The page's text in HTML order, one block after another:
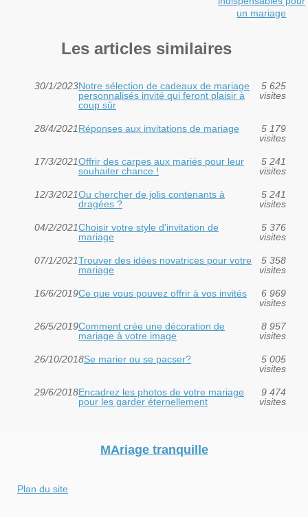
un mariage
Les articles similaires
30/1/2023Notre sélection de cadeaux de mariage
personnalisés invité qui feront plaisir à
coup sûr
5 625
visites
28/4/2021Réponses aux invitations de mariage
5 179
visites
17/3/2021Offrir des carpes aux mariés pour leur
souhaiter chance !
5 241
visites
12/3/2021Ou chercher de jolis contenants à
dragées ?
5 241
visites
04/2/2021Choisir votre style d'invitation de
mariage
5 376
visites
07/1/2021Trouver des idées novatrices pour votre
mariage
5 358
visites
16/6/2019Ce que vous pouvez offrir à vos invités
6 969
visites
26/5/2019Comment crée une décoration de
mariage à votre image
8 957
visites
26/10/2018Se marier ou se pacser?
5 005
visites
29/6/2018Encadrez les photos de votre mariage
pour les garder éternellement
9 474
visites
MAriage tranquille
Plan du site